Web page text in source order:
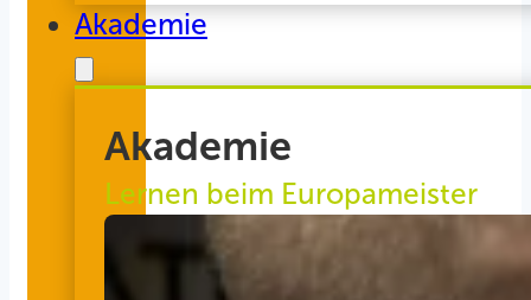
Akademie
Akademie
Lernen beim Europameister